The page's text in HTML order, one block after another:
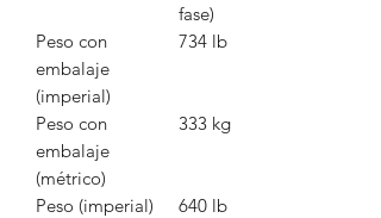
fase)
Peso con
embalaje
(imperial)
734 lb
Peso con
embalaje
(métrico)
333 kg
Peso (imperial)
640 lb